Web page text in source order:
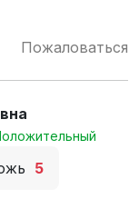
Пожаловаться
5